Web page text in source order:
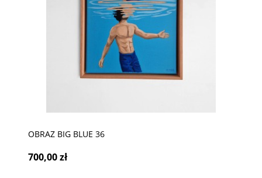
OBRAZ BIG BLUE 36
700,00 zł